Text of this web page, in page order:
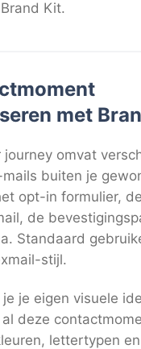
Kit.
met
journey omvat
buiten je
opt-in formulier, de
de
Standaard
stijl.
je eigen visuele
deze
lettertypen